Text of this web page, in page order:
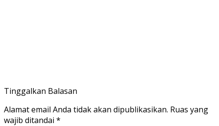
Tinggalkan Balasan
Alamat email Anda tidak akan dipublikasikan. Ruas yang
wajib ditandai *